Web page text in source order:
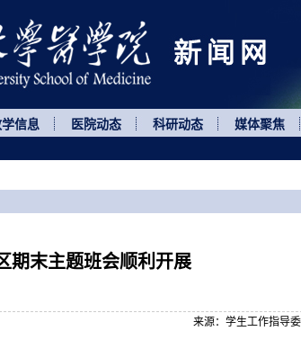
信息 医院动态 科研动态 媒体聚焦
期末主题班会顺利开展
来源：学生工作指导